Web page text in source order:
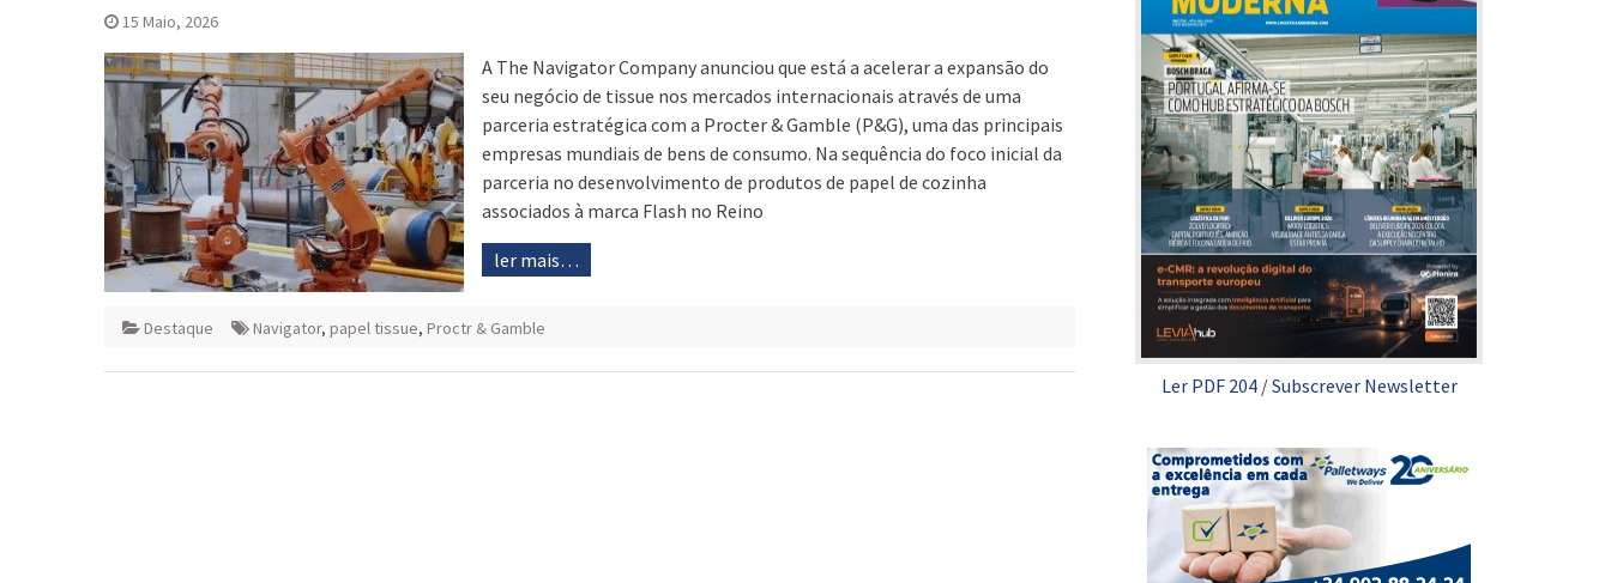
15 Maio, 2026
A The Navigator Company anunciou que está a acelerar a expansão do
seu negócio de tissue nos mercados internacionais através de uma
parceria estratégica com a Procter & Gamble (P&G), uma das principais
empresas mundiais de bens de consumo. Na sequência do foco inicial da
parceria no desenvolvimento de produtos de papel de cozinha
associados à marca Flash no Reino
ler mais…
Destaque Navigator, papel tissue, Proctr & Gamble
Ler PDF 204/Subscrever Newsletter